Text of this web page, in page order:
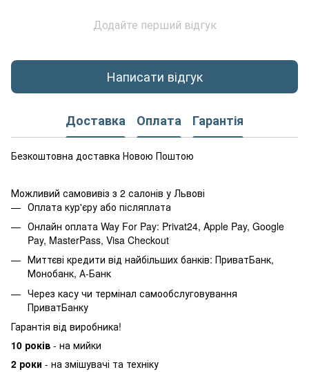
Додайте перший відгук
Написати відгук
Доставка Оплата Гарантія
Безкоштовна доставка Новою Поштою
Можливий самовивіз з 2 салонів у Львові
Оплата кур'єру або післяплата
Онлайн оплата Way For Pay: Privat24, Apple Pay, Google
Pay, MasterPass, Visa Checkout
Миттєві кредити від найбільших банків: ПриватБанк,
Монобанк, А-Банк
Через касу чи термінал самообслуговування
ПриватБанку
Гарантія від виробника!
10 років - на мийки
2 роки - на змішувачі та техніку